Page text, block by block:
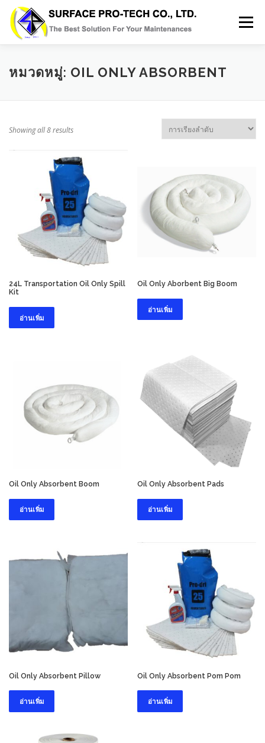
content
Menu
HOME SERVICES MRO PRODUCT
หมวดหมู่: OIL ONLY ABSORBENT
Showing all 8 results
24L Transportation Oil Only Spill
Kit
อ่านเพิ่ม
Oil Only Aborbent Big Boom
อ่านเพิ่ม
Oil Only Absorbent Boom
อ่านเพิ่ม
Oil Only Absorbent Pads
อ่านเพิ่ม
Oil Only Absorbent Pillow
อ่านเพิ่ม
Oil Only Absorbent Pom Pom
อ่านเพิ่ม